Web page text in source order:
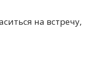
на встречу,